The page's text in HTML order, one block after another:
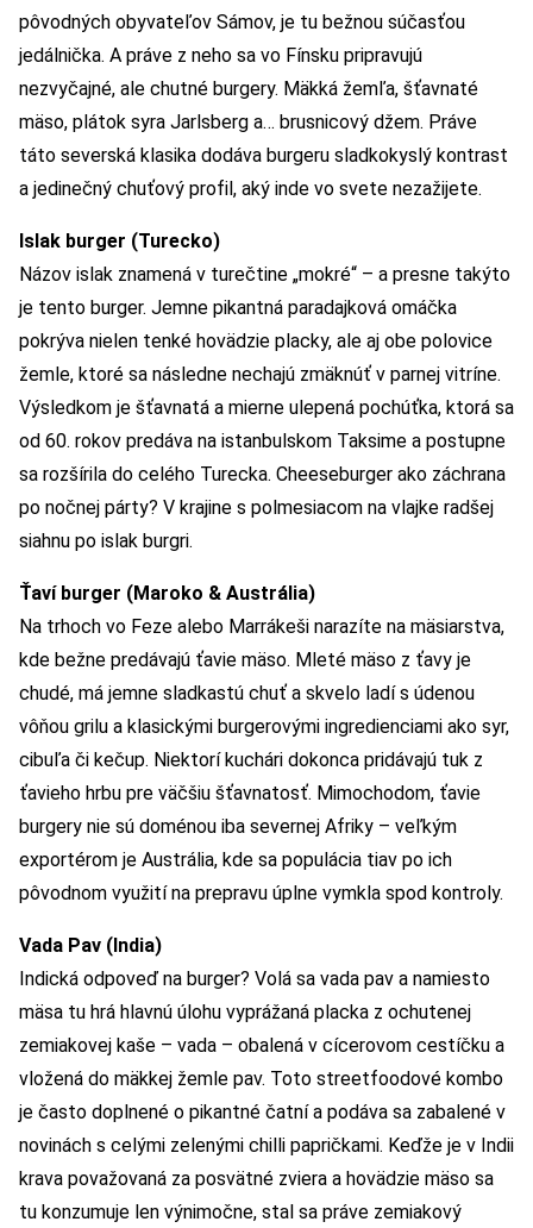
pôvodných obyvateľov Sámov, je tu bežnou súčasťou
jedálnička. A práve z neho sa vo Fínsku pripravujú
nezvyčajné, ale chutné burgery. Mäkká žemľa, šťavnaté
mäso, plátok syra Jarlsberg a… brusnicový džem. Práve
táto severská klasika dodáva burgeru sladkokyslý kontrast
a jedinečný chuťový profil, aký inde vo svete nezažijete.
Islak burger (Turecko)
Názov islak znamená v turečtine „mokré“ – a presne takýto
je tento burger. Jemne pikantná paradajková omáčka
pokrýva nielen tenké hovädzie placky, ale aj obe polovice
žemle, ktoré sa následne nechajú zmäknúť v parnej vitríne.
Výsledkom je šťavnatá a mierne ulepená pochúťka, ktorá sa
od 60. rokov predáva na istanbulskom Taksime a postupne
sa rozšírila do celého Turecka. Cheeseburger ako záchrana
po nočnej párty? V krajine s polmesiacom na vlajke radšej
siahnu po islak burgri.
Ťaví burger (Maroko & Austrália)
Na trhoch vo Feze alebo Marrákeši narazíte na mäsiarstva,
kde bežne predávajú ťavie mäso. Mleté mäso z ťavy je
chudé, má jemne sladkastú chuť a skvelo ladí s údenou
vôňou grilu a klasickými burgerovými ingredienciami ako syr,
cibuľa či kečup. Niektorí kuchári dokonca pridávajú tuk z
ťavieho hrbu pre väčšiu šťavnatosť. Mimochodom, ťavie
burgery nie sú doménou iba severnej Afriky – veľkým
exportérom je Austrália, kde sa populácia tiav po ich
pôvodnom využití na prepravu úplne vymkla spod kontroly.
Vada Pav (India)
Indická odpoveď na burger? Volá sa vada pav a namiesto
mäsa tu hrá hlavnú úlohu vyprážaná placka z ochutenej
zemiakovej kaše – vada – obalená v cícerovom cestíčku a
vložená do mäkkej žemle pav. Toto streetfoodové kombo
je často doplnené o pikantné čatní a podáva sa zabalené v
novinách s celými zelenými chilli papričkami. Keďže je v Indii
krava považovaná za posvätné zviera a hovädzie mäso sa
tu konzumuje len výnimočne, stal sa práve zemiakový